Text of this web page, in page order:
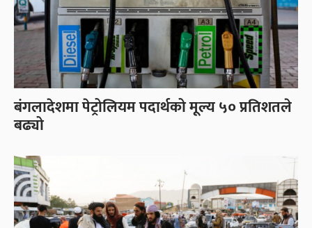
बंगलादेशमा पेट्रोलियम पदार्थको मूल्य ५० प्रतिशतले
बढ्यो